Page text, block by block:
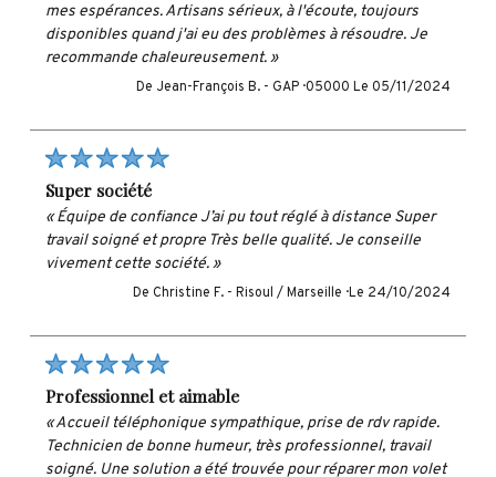
mes espérances. Artisans sérieux, à l'écoute, toujours
disponibles quand j'ai eu des problèmes à résoudre. Je
recommande chaleureusement. »
De Jean-François B. - GAP · 05000 Le 05/11/2024
super société
« Équipe de confiance J’ai pu tout réglé à distance Super
travail soigné et propre Très belle qualité. Je conseille
vivement cette société. »
De Christine F. - Risoul / Marseille ·Le 24/10/2024
professionnel et aimable
« Accueil téléphonique sympathique, prise de rdv rapide.
Technicien de bonne humeur, très professionnel, travail
soigné. Une solution a été trouvée pour réparer mon volet